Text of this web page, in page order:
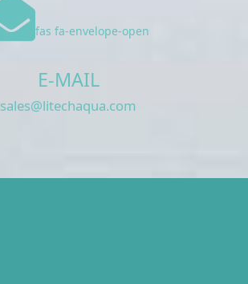
fas fa-envelope-open
E-MAIL
sales@litechaqua.com